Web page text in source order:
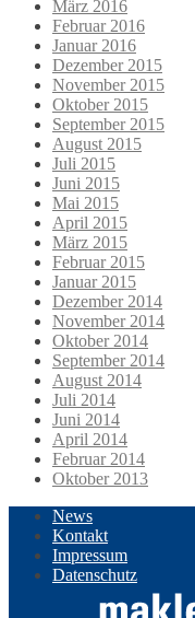
März 2016
Februar 2016
Januar 2016
Dezember 2015
November 2015
Oktober 2015
September 2015
August 2015
Juli 2015
Juni 2015
Mai 2015
April 2015
März 2015
Februar 2015
Januar 2015
Dezember 2014
November 2014
Oktober 2014
September 2014
August 2014
Juli 2014
Juni 2014
April 2014
Februar 2014
Oktober 2013
News
Kontakt
Impressum
Datenschutz